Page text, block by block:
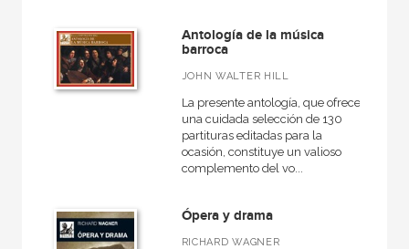
Antología de la música
barroca
JOHN WALTER HILL
La presente antología, que ofrece
una cuidada selección de 130
partituras editadas para la
ocasión, constituye un valioso
complemento del vo...
Ópera y drama
RICHARD WAGNER